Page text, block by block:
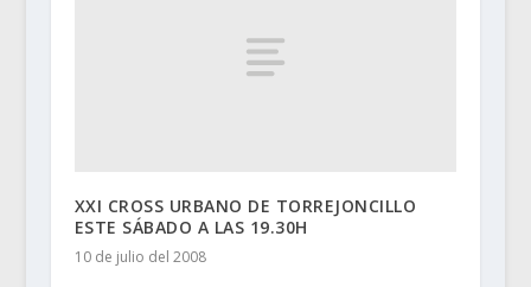
XXI CROSS URBANO DE TORREJONCILLO
ESTE SÁBADO A LAS 19.30H
10 de julio del 2008